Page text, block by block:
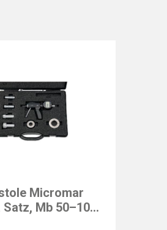
Micromar
Satz, Mb 50–100